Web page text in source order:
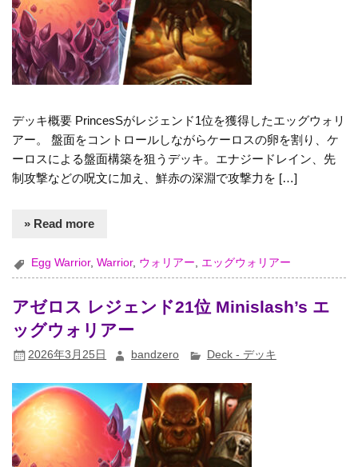
デッキ概要 PrincesSがレジェンド1位を獲得したエッグウォリ
アー。 盤面をコントロールしながらケーロスの卵を割り、ケ
ーロスによる盤面構築を狙うデッキ。エナジードレイン、先
制攻撃などの呪文に加え、鮮赤の深淵で攻撃力を […]
» Read more
Egg Warrior,Warrior, ウォリアー, エッグウォリアー
アゼロス レジェンド21位 Minislash’s エ
ッグウォリアー
2026年3月25日 bandzero Deck - デッキ